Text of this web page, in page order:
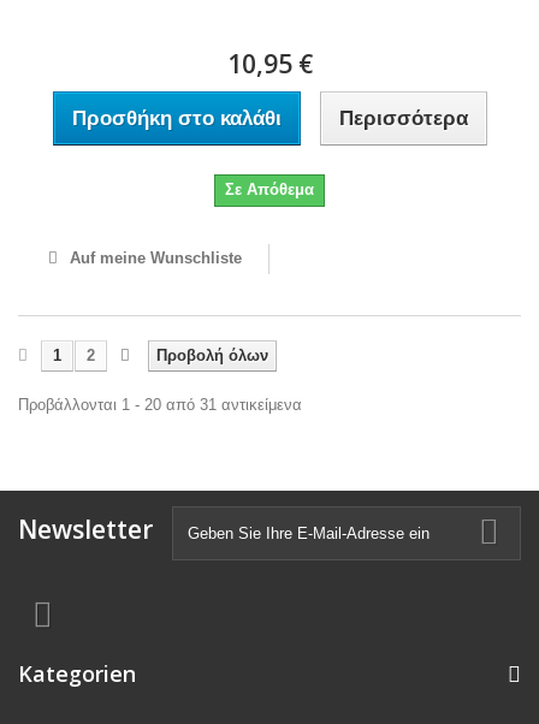
10,95 €
Προσθήκη στο καλάθι Περισσότερα
Σε Απόθεμα
Auf meine Wunschliste
Προβολή όλων
1 2
Προβάλλονται 1 - 20 από 31 αντικείμενα
Newsletter
Kategorien